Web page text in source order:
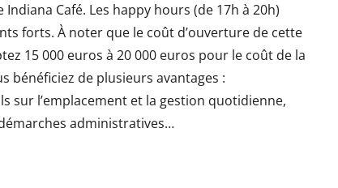
Café. Les happy hours (de 17h à 20h)
forts. À noter que le coût d’ouverture de cette
15 000 euros à 20 000 euros pour le coût de la
bénéficiez de plusieurs avantages :
sur l’emplacement et la gestion quotidienne,
administratives…